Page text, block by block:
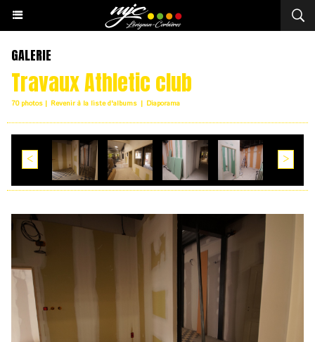
GALERIE
Travaux Athletic club
70 photos | Revenir à la liste d'albums | Diaporama
< >